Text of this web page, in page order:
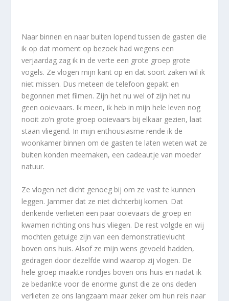
Naar binnen en naar buiten lopend tussen de gasten die
ik op dat moment op bezoek had wegens een
verjaardag zag ik in de verte een grote groep grote
vogels. Ze vlogen mijn kant op en dat soort zaken wil ik
niet missen. Dus meteen de telefoon gepakt en
begonnen met filmen. Zijn het nu wel of zijn het nu
geen ooievaars. Ik meen, ik heb in mijn hele leven nog
nooit zo’n grote groep ooievaars bij elkaar gezien, laat
staan vliegend. In mijn enthousiasme rende ik de
woonkamer binnen om de gasten te laten weten wat ze
buiten konden meemaken, een cadeautje van moeder
natuur.
Ze vlogen net dicht genoeg bij om ze vast te kunnen
leggen. Jammer dat ze niet dichterbij komen. Dat
denkende verlieten een paar ooievaars de groep en
kwamen richting ons huis vliegen. De rest volgde en wij
mochten getuige zijn van een demonstratievlucht
boven ons huis. Alsof ze mijn wens gevoeld hadden,
gedragen door dezelfde wind waarop zij vlogen. De
hele groep maakte rondjes boven ons huis en nadat ik
ze bedankte voor de enorme gunst die ze ons deden
verlieten ze ons langzaam maar zeker om hun reis naar